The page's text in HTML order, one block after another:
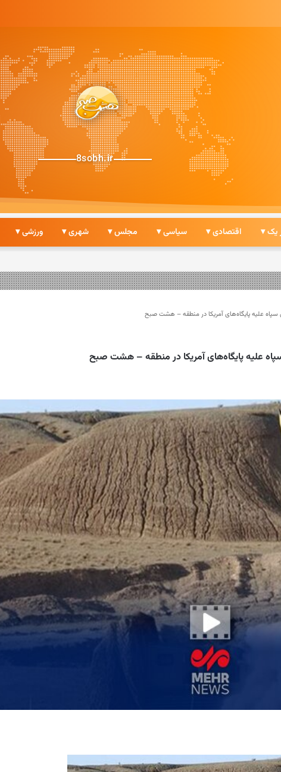
8sobh.ir
یک ▾ اقتصادی ▾ سیاسی ▾ مجلس ▾ شهری ▾ ورزشی ▾
سپاه علیه پایگاه‌های آمریکا در منطقه – هشت صبح
علیه پایگاه‌های آمریکا در منطقه – هشت صبح